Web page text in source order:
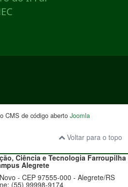
CMS de código aberto Joomla
Voltar para o topo
Ciência e TecnologiaFarroupilha
Alegrete
- CEP 97555-000 - Alegrete/RS
(55) 99998-9174